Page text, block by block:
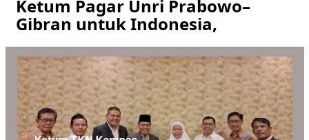
Ketum Pagar Unri Prabowo–
Gibran untuk Indonesia,